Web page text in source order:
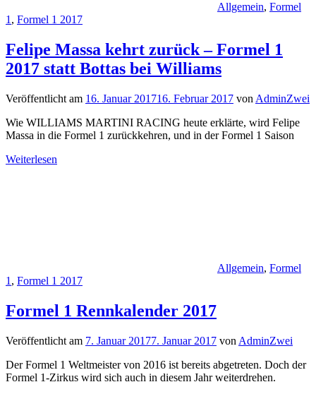
Allgemein, Formel
1 , Formel 1 2017
Felipe Massa kehrt zurück – Formel 1
2017 statt Bottas bei Williams
Veröffentlicht am 16. Januar 201716. Februar 2017 von AdminZwei
Wie WILLIAMS MARTINI RACING heute erklärte, wird Felipe
Massa in die Formel 1 zurückkehren, und in der Formel 1 Saison
Weiterlesen
Allgemein, Formel
1 , Formel 1 2017
Formel 1 Rennkalender 2017
Veröffentlicht am 7. Januar 20177. Januar 2017 von AdminZwei
Der Formel 1 Weltmeister von 2016 ist bereits abgetreten. Doch der
Formel 1-Zirkus wird sich auch in diesem Jahr weiterdrehen.